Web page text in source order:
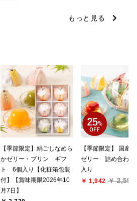
もっと見る
【季節限定】絹ごしなめら
かゼリー・プリン ギフ
ト 6個入り【化粧箱包装
付】【賞味期限2026年10
月7日】
【季節限定】 国産
ゼリー 詰め合わ
入り
￥ 1,942 ￥ 2,590